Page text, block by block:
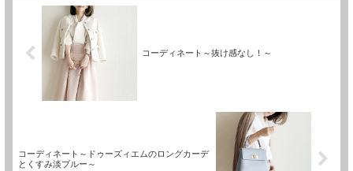
コーディネート～抜け感なし！～
コーディネート～ドゥーズィエムのロングカーデ
とくすみ淡ブルー～